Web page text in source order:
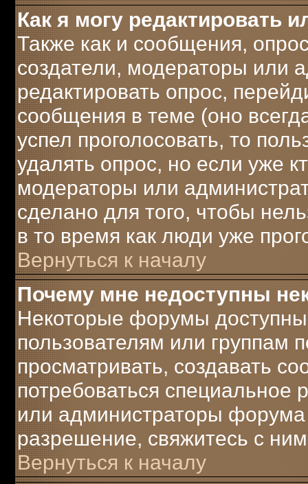
Как я могу редактировать
Также как и сообщения,
создатели, модераторы или
редактировать опрос,
сообщения в теме (оно
успел проголосовать, то
удалять опрос, но если уже
модераторы или
сделано для того, чтобы
в то время как люди уже
Вернуться к началу
Почему мне недоступны
Некоторые форумы
пользователям или группам
просматривать, создавать
потребоваться
или администраторы форума
разрешение, свяжитесь с
Вернуться к началу